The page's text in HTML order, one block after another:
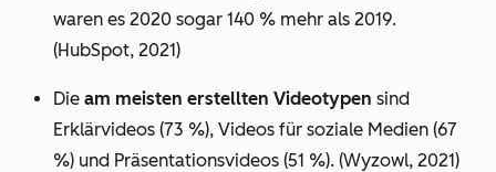
waren es 2020 sogar 140 % mehr als 2019.
(HubSpot, 2021)
Die am meisten erstellten Videotypen sind
Erklärvideos (73 %), Videos für soziale Medien (67
%) und Präsentationsvideos (51 %). (Wyzowl, 2021)